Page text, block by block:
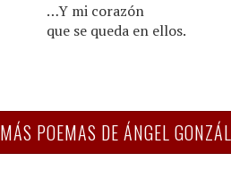
…Y mi corazón
que se queda en ellos.
MÁS POEMAS DE ÁNGEL